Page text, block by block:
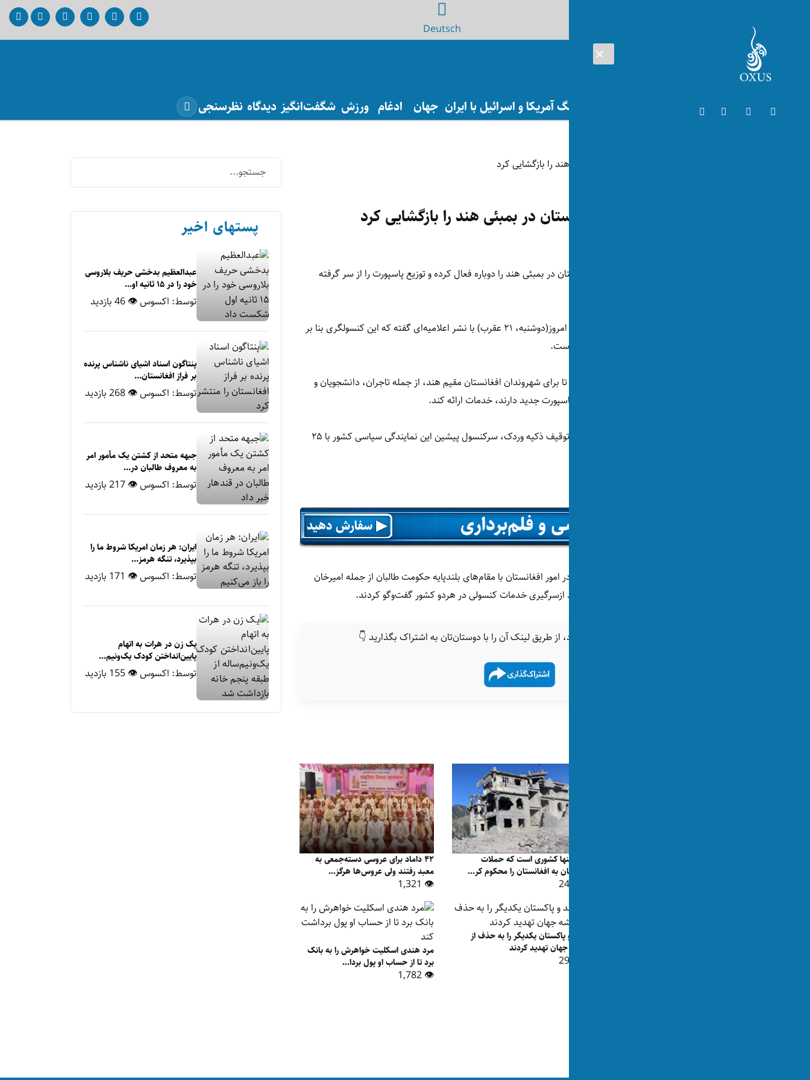
Deutsch
افغانستان جنگ آمریکا و اسرائیل با ایران جهان ادغام ورزش شگفت‌انگیز دیدگاه نظرسنجی
گروه طالبان کنسولگری افغانستان در بمبئی هند را بازگشایی کرد
وزارت خارجه طالبان می‌گوید کنسولگری افغانستان در بمبئی هند را دوباره فعال کرده و توزیع پاسپورت را از سر گرفته
حافظ ضیا احمد، سخنگوی وزارت خارجه طالبان امروز(دوشنبه، ۲۱ عقرب) با نشر اعلامیه‌ای گفته که این کنسولگری بنا بر
دستور ملا هبت‌الله، رهبر این گروه فعال شده است.
طبق اعلامیه، این کنسولگری موظف شده است تا برای شهروندان افغانستان مقیم هند، از جمله تاجران، دانشجویان و
افرادی که نیاز به تمدید پاسپورت و یا دریافت پاسپورت جدید دارند، خدمات ارائه کند.
فعالیت کنسولگری افغانستان در بمبئی پس از توقیف ذکیه وردک، سرکنسول پیشین این نمایندگی سیاسی کشور با ۲۵
اما هفته گذشته جی‌پی سینگ، نماینده‌ی هند در امور افغانستان با مقام‌های بلندپایه حکومت طالبان از جمله امیرخان
متقی، وزیر امور خارجه این گروه دیدار و در مورد ازسرگیری خدمات کنسولی در هردو کشور گفت‌وگو کردند.
اگر این خبر برای شما جالب بود، از طریق لینک آن را با دوستان‌تان به اشتراک بگذارید 👇
هند تنها کشوری است که حملات
پاکستان به افغانستان را محکوم کر...
۴۲ داماد برای عروسی دسته‌جمعی به
معبد رفتند ولی عروس‌ها هرگز...
👁 1,321
هند و پاکستان یکدیگر را به حذف از
نقشه جهان تهدید کردند
مرد هندی اسکلیت خواهرش را به بانک
برد تا از حساب او پول بردا...
👁 1,782
پستهای اخیر
عبدالعظیم بدخشی حریف بلاروسی
خود را در ۱۵ ثانیه او...
توسط: اکسوس👁 46 بازدید
پنتاگون اسناد اشیای ناشناس پرنده
بر فراز افغانستان...
توسط: اکسوس👁 268 بازدید
جبهه متحد از کشتن یک مأمور امر
به معروف طالبان در...
توسط: اکسوس👁 217 بازدید
ایران: هر زمان امریکا شروط ما را
بپذیرد، تنگه هرمز...
توسط: اکسوس👁 171 بازدید
یک زن در هرات به اتهام
پایین‌انداختن کودک یک‌ونیم‌...
توسط: اکسوس👁 155 بازدید